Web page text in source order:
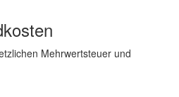
Mehrwertsteuer und